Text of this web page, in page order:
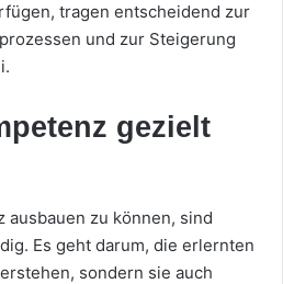
tragen entscheidend zur
und zur Steigerung
gezielt
ausbauen zu können, sind
Es geht darum, die erlernten
sondern sie auch